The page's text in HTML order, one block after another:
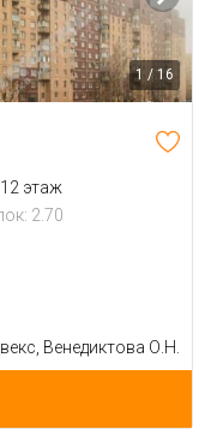
1 / 16
этаж
2.70
Венедиктова О.Н.